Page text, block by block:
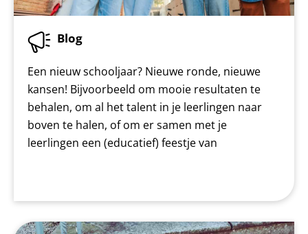
Blog
Een nieuw schooljaar? Nieuwe ronde, nieuwe
kansen! Bijvoorbeeld om mooie resultaten te
behalen, om al het talent in je leerlingen naar
boven te halen, of om er samen met je
leerlingen een (educatief) feestje van